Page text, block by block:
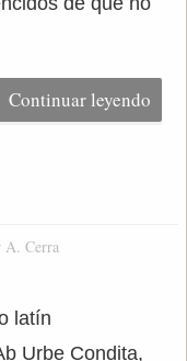
Continuar leyendo
A. Cerra
latín
Urbe Condita,